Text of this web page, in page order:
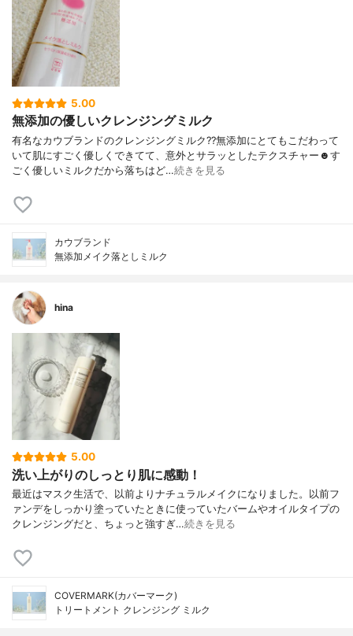
5.00
無添加の優しいクレンジングミルク
有名なカウブランドのクレンジングミルク??無添加にとてもこだわって
いて肌にすごく優しくできてて、意外とサラッとしたテクスチャー☻す
ごく優しいミルクだから落ちはど…続きを見る
カウブランド
無添加メイク落としミルク
hina
5.00
洗い上がりのしっとり肌に感動！
最近はマスク生活で、以前よりナチュラルメイクになりました。以前フ
ァンデをしっかり塗っていたときに使っていたバームやオイルタイプの
クレンジングだと、ちょっと強すぎ…続きを見る
COVERMARK(カバーマーク)
トリートメント クレンジング ミルク